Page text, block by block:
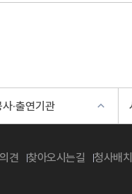
사·출연기관
견 찾아오시는길 청사배